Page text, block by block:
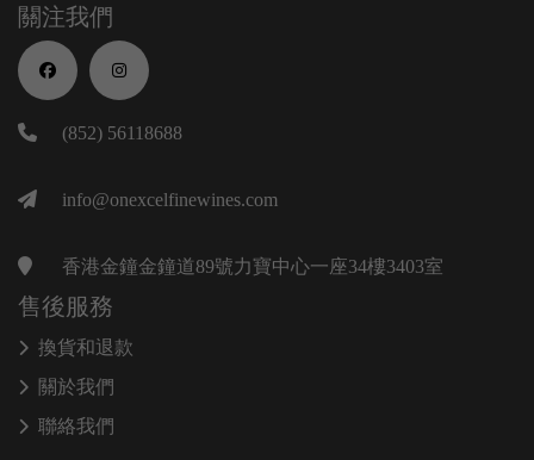
關注我們
(852) 56118688
info@onexcelfinewines.com
香港金鐘金鐘道89號力寶中心一座34樓3403室
售後服務
換貨和退款
關於我們
聯絡我們